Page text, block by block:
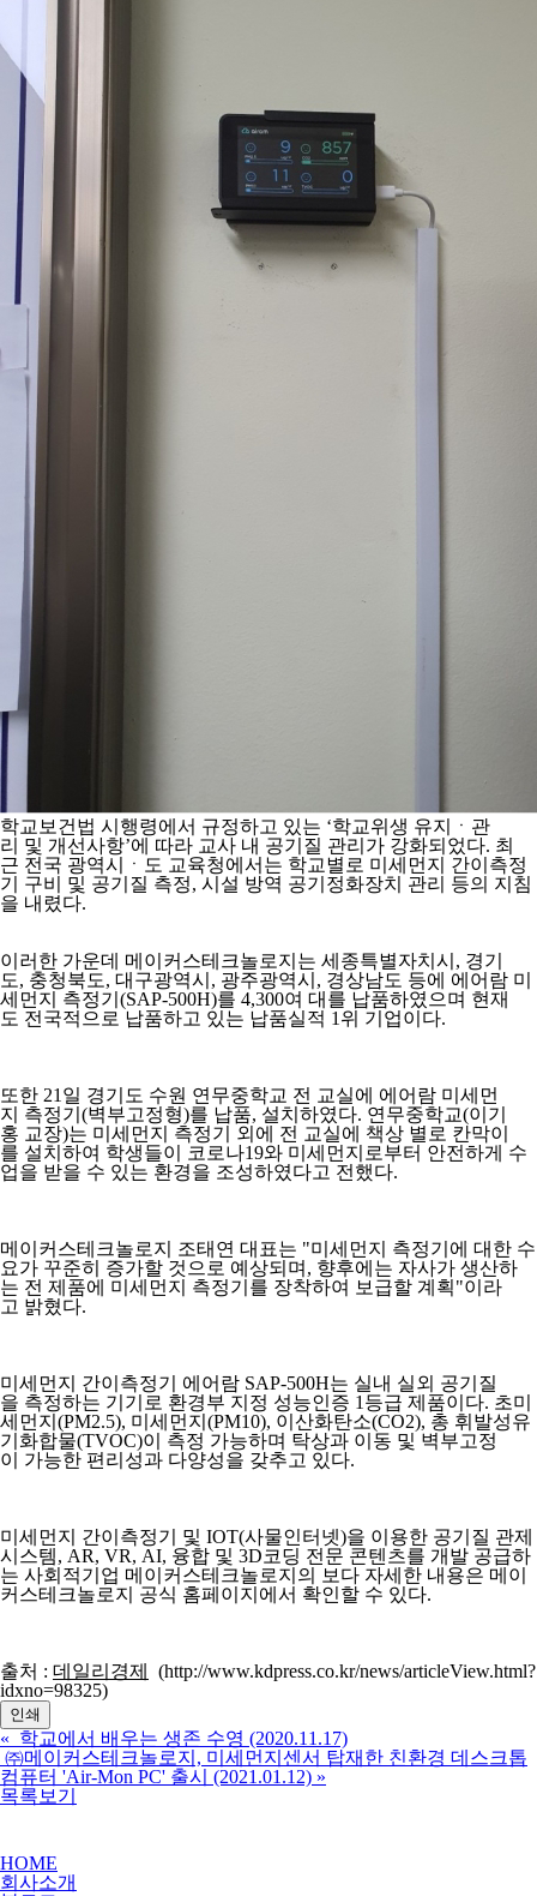
학교보건법 시행령에서 규정하고 있는 ‘학교위생 유지ㆍ관
리 및 개선사항’에 따라 교사 내 공기질 관리가 강화되었다. 최
근 전국 광역시ㆍ도 교육청에서는 학교별로 미세먼지 간이측정
기 구비 및 공기질 측정, 시설 방역 공기정화장치 관리 등의 지침
을 내렸다.
이러한 가운데 메이커스테크놀로지는 세종특별자치시, 경기
도, 충청북도, 대구광역시, 광주광역시, 경상남도 등에 에어람 미
세먼지 측정기(SAP-500H)를 4,300여 대를 납품하였으며 현재
도 전국적으로 납품하고 있는 납품실적 1위 기업이다.
또한 21일 경기도 수원 연무중학교 전 교실에 에어람 미세먼
지 측정기(벽부고정형)를 납품, 설치하였다. 연무중학교(이기
홍 교장)는 미세먼지 측정기 외에 전 교실에 책상 별로 칸막이
를 설치하여 학생들이 코로나19와 미세먼지로부터 안전하게 수
업을 받을 수 있는 환경을 조성하였다고 전했다.
메이커스테크놀로지 조태연 대표는 "미세먼지 측정기에 대한 수
요가 꾸준히 증가할 것으로 예상되며, 향후에는 자사가 생산하
는 전 제품에 미세먼지 측정기를 장착하여 보급할 계획"이라
고 밝혔다.
미세먼지 간이측정기 에어람 SAP-500H는 실내 실외 공기질
을 측정하는 기기로 환경부 지정 성능인증 1등급 제품이다. 초미
세먼지(PM2.5), 미세먼지(PM10), 이산화탄소(CO2), 총 휘발성유
기화합물(TVOC)이 측정 가능하며 탁상과 이동 및 벽부고정
이 가능한 편리성과 다양성을 갖추고 있다.
미세먼지 간이측정기 및 IOT(사물인터넷)을 이용한 공기질 관제
시스템, AR, VR, AI, 융합 및 3D코딩 전문 콘텐츠를 개발 공급하
는 사회적기업 메이커스테크놀로지의 보다 자세한 내용은 메이
커스테크놀로지 공식 홈페이지에서 확인할 수 있다.
출처 : 데일리경제
(http://www.kdpress.co.kr/news/articleView.html?
idxno=98325)
인쇄
« 학교에서 배우는 생존 수영 (2020.11.17)
㈜메이커스테크놀로지, 미세먼지센서 탑재한 친환경 데스크톱
컴퓨터 'Air-Mon PC' 출시 (2021.01.12) »
목록보기
HOME
회사소개